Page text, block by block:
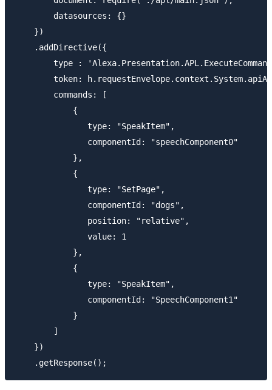
        datasources: {}
    })
    .addDirective({
type :
token:
        commands: [
            {
               type: "SpeakItem",
               componentId: "speechComponent0"
            },
            {
               type: "SetPage",
               componentId: "dogs",
               position: "relative",
               value: 1
            },
            {
               type: "SpeakItem",
               componentId: "SpeechComponent1"
            }
        ]
    })